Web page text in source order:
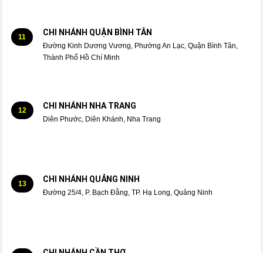
11 CHI NHÁNH QUẬN BÌNH TÂN
Đường Kinh Dương Vương, Phường An Lạc, Quận Bình Tân,
Thành Phố Hồ Chí Minh
12 CHI NHÁNH NHA TRANG
Diên Phước, Diên Khánh, Nha Trang
13 CHI NHÁNH QUẢNG NINH
Đường 25/4, P. Bạch Đằng, TP. Hạ Long, Quảng Ninh